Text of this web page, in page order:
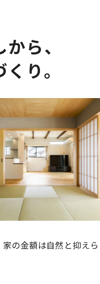
ら、
り。
の金額は自然と抑えら